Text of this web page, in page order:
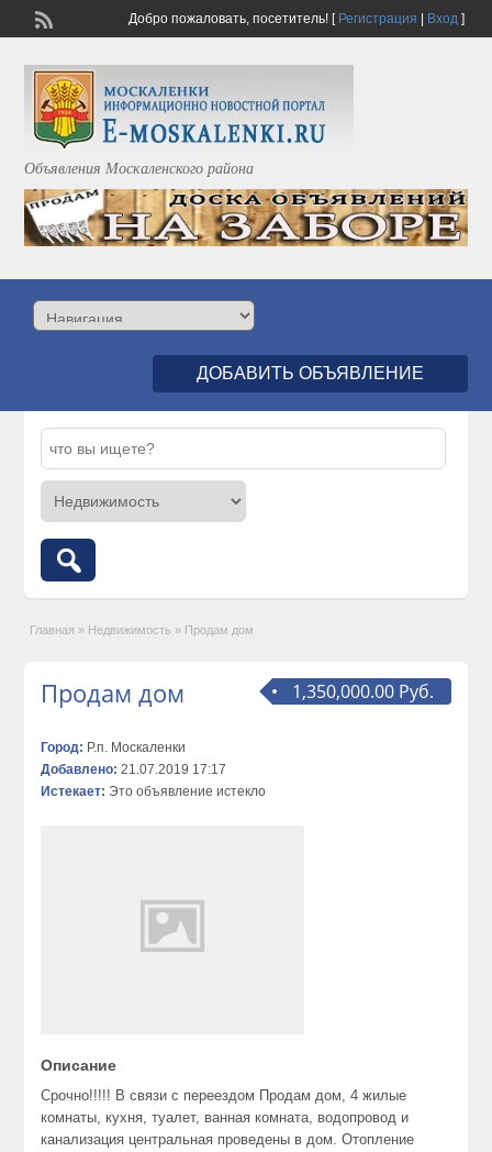
Добро пожаловать, посетитель![ Регистрация Вход]
Объявления Москаленского района
ДОБАВИТЬ ОБЪЯВЛЕНИЕ
Главная » Недвижимость » Продам дом
1,350,000.00 Руб.
Продам дом
Город: Р.п. Москаленки
Добавлено: 21.07.2019 17:17
Истекает: Это объявление истекло
Описание
Срочно!!!!! В связи с переездом Продам дом, 4 жилые
комнаты, кухня, туалет, ванная комната, водопровод и
канализация центральная проведены в дом. Отопление